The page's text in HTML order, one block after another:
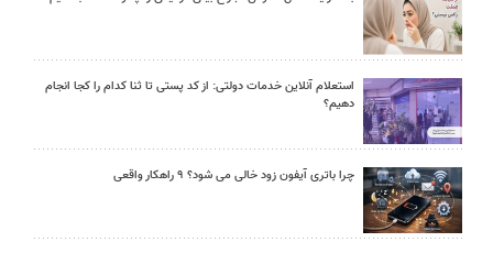
استعلام آنلاین خدمات دولتی: از کد پستی تا ثنا کدام را کجا انجام
دهیم؟
چرا باتری آیفون زود خالی می شود؟ ۹ راهکار واقعی